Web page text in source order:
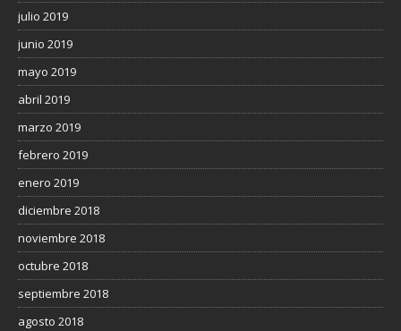
julio 2019
junio 2019
mayo 2019
abril 2019
marzo 2019
febrero 2019
enero 2019
diciembre 2018
noviembre 2018
octubre 2018
septiembre 2018
agosto 2018